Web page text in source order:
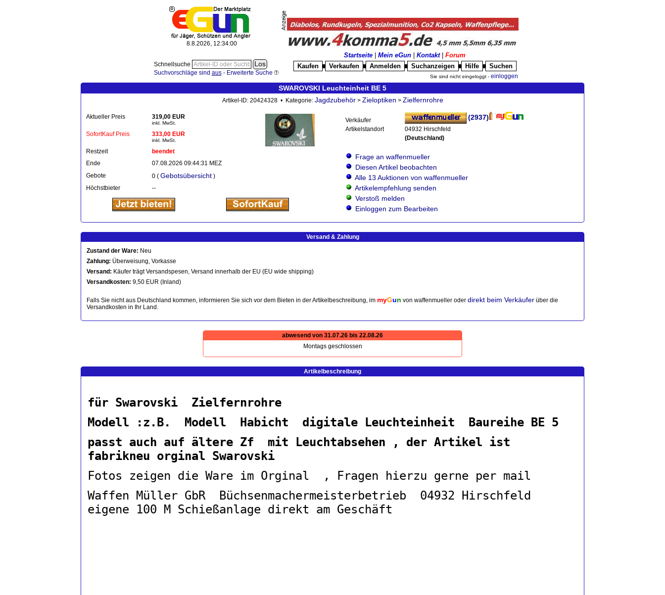
8.8.2026, 12:34:01
Schnellsuche
Suchvorschläge sind aus- Erweiterte Suche
Startseite Mein eGun Kontakt| Forum
Kaufen
Verkaufen Anmelden Suchanzeigen Hilfe Suchen
Sie sind nicht eingeloggt - einloggen
SWAROVSKI Leuchteinheit BE 5
Artikel-ID: 20424328 • Kategorie: Jagdzubehör> Zieloptiken > Zielfernrohre
Aktueller Preis 319,00 EUR
inkl. MwSt.
SofortKauf Preis 333,00 EUR
inkl. MwSt.
Restzeit
beendet
Ende
07.08.2026 09:44:31 MEZ
Gebote
0 ( Gebotsübersicht )
Höchstbieter
--
Verkäufer (2937)
Artikelstandort
04932 Hirschfeld
(Deutschland)
Frage an waffenmueller
Diesen Artikel beobachten
Alle 13 Auktionen von waffenmueller
Artikelempfehlung senden
Verstoß melden
Einloggen zum Bearbeiten
Versand & Zahlung
Zustand der Ware: Neu
Zahlung: Überweisung, Vorkasse
Versand: Käufer trägt Versandspesen, Versand innerhalb der EU (EU wide shipping)
Versandkosten: 9,50 EUR (Inland)
Falls Sie nicht aus Deutschland kommen, informieren Sie sich vor dem Bieten in der Artikelbeschreibung, im myGun von waffenmueller oder direkt beim Verkäufer über die
Versandkosten in Ihr Land.
abwesend von 31.07.26 bis 22.08.26
Montags geschlossen
Artikelbeschreibung
für Swarovski Zielfernrohre
Modell :z.B. Modell Habicht digitale Leuchteinheit Baureihe BE 5
passt auch auf ältere Zf mit Leuchtabsehen , der Artikel ist
fabrikneu orginal Swarovski
Fotos zeigen die Ware im Orginal , Fragen hierzu gerne per mail
Waffen Müller GbR Büchsenmachermeisterbetrieb 04932 Hirschfeld
eigene 100 M Schießanlage direkt am Geschäft